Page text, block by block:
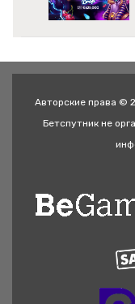
Авторские права ©
Бетспутник не